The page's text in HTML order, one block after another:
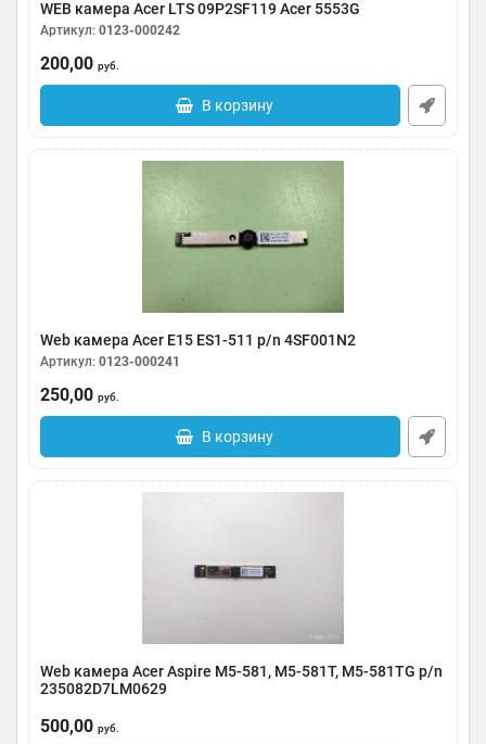
WEB камера Acer LTS 09P2SF119 Acer 5553G
Артикул: 0123-000242
200,00 руб.
В корзину
Web камера Acer E15 ES1-511 p/n 4SF001N2
Артикул: 0123-000241
250,00 руб.
В корзину
Web камера Acer Aspire M5-581, M5-581T, M5-581TG p/n
235082D7LM0629
500,00 руб.